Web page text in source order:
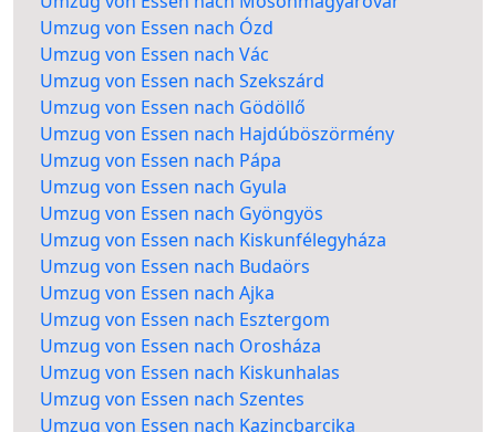
Umzug von Essen nach Ózd
Umzug von Essen nach Vác
Umzug von Essen nach Szekszárd
Umzug von Essen nach Gödöllő
Umzug von Essen nach Hajdúböszörmény
Umzug von Essen nach Pápa
Umzug von Essen nach Gyula
Umzug von Essen nach Gyöngyös
Umzug von Essen nach Kiskunfélegyháza
Umzug von Essen nach Budaörs
Umzug von Essen nach Ajka
Umzug von Essen nach Esztergom
Umzug von Essen nach Orosháza
Umzug von Essen nach Kiskunhalas
Umzug von Essen nach Szentes
Umzug von Essen nach Kazincbarcika